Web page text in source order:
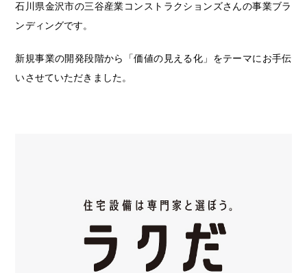
石川県金沢市の三谷産業コンストラクションズさんの事業ブラ
ンディングです。
新規事業の開発段階から「価値の見える化」をテーマにお手伝
いさせていただきました。